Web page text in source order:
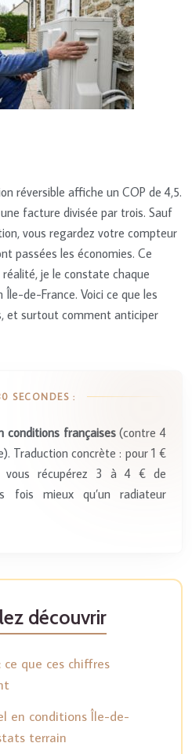
réversible affiche un COP de 4,5.
facture divisée par trois. Sauf
vous regardez votre compteur
passées les économies. Ce
je le constate chaque
de-France. Voici ce que les
et surtout comment anticiper
SECONDES :
conditions françaises(contre 4
Traduction concrète : pour 1 €
vous récupérez 3 à 4 € de
fois mieux qu’un radiateur
découvrir
ce que ces chiffres
en conditions Île-de-
terrain